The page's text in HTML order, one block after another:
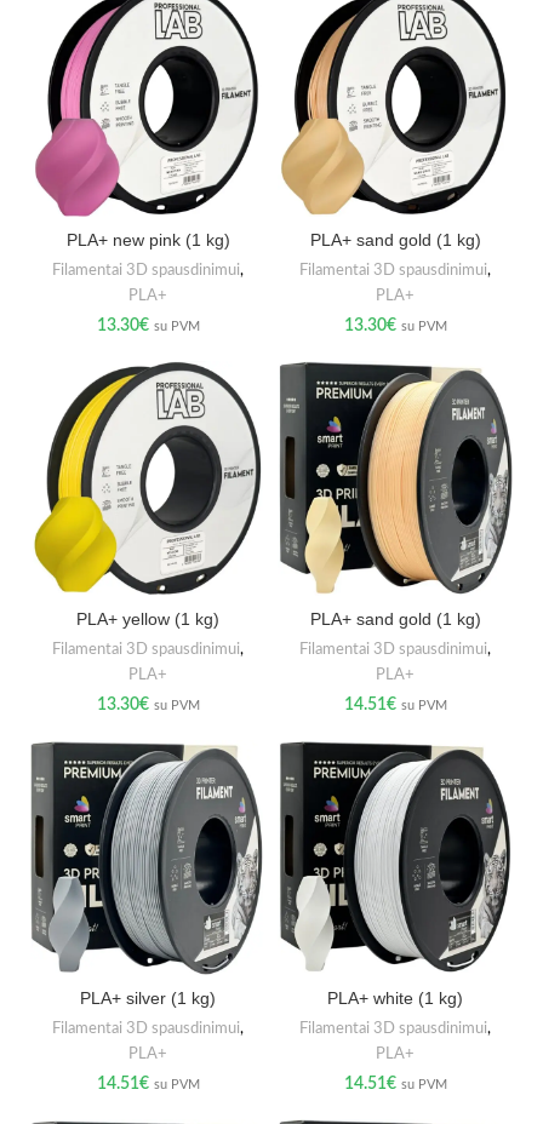
PLA+ new pink (1 kg)
Filamentai 3D spausdinimui,
PLA+
13.30€ su PVM
PLA+ sand gold (1 kg)
Filamentai 3D spausdinimui,
PLA+
13.30€ su PVM
PLA+ yellow (1 kg)
Filamentai 3D spausdinimui,
PLA+
13.30€ su PVM
PLA+ sand gold (1 kg)
Filamentai 3D spausdinimui,
PLA+
14.51€ su PVM
PLA+ silver (1 kg)
Filamentai 3D spausdinimui,
PLA+
14.51€ su PVM
PLA+ white (1 kg)
Filamentai 3D spausdinimui,
PLA+
14.51€ su PVM